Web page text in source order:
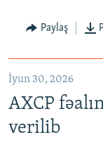
Paylaş
İyun 30, 2026
AXCP
verilib